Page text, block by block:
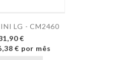
LG - CM2460
€
€ por mês